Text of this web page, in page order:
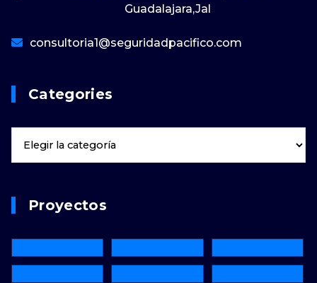
Guadalajara,Jal
consultoria1@seguridadpacifico.com
Categories
Proyectos